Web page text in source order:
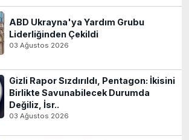
ABD Ukrayna'ya Yardım Grubu
Liderliğinden Çekildi
03 Ağustos 2026
Gizli Rapor Sızdırıldı, Pentagon: İkisini
Birlikte Savunabilecek Durumda
Değiliz, İsr..
03 Ağustos 2026